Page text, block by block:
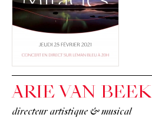
ARIE VAN BEEK
directeur artistique & musical